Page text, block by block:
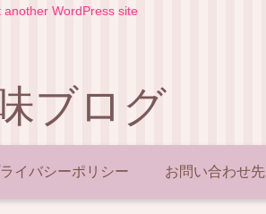
another WordPress site
ブログ
イバシーポリシー お問い合わせ先